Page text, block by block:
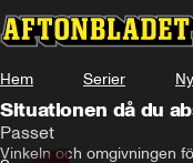
Hem Serier
Situationen då du
Passet
Vinkeln och omgivningen